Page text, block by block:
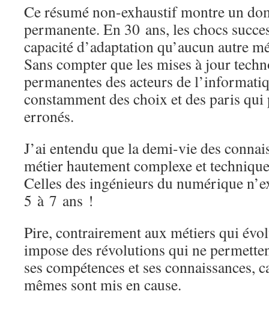
Ce résumé non-exhaustif montre un
permanente. En 30 ans, les chocs
capacité d’adaptation qu’aucun autre
Sans compter que les mises à jour
permanentes des acteurs de
constamment des choix et des paris qui
erronés.
J’ai entendu que la demi-vie des
métier hautement complexe et
Celles des ingénieurs du numérique
5 à 7 ans !
Pire, contrairement aux métiers qui
impose des révolutions qui ne
ses compétences et ses connaissances,
mêmes sont mis en cause.